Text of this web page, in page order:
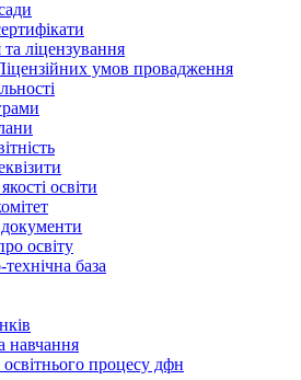
ліцензування
умов провадження
освіти
освіту
база
навчання
освітнього процесу дфн